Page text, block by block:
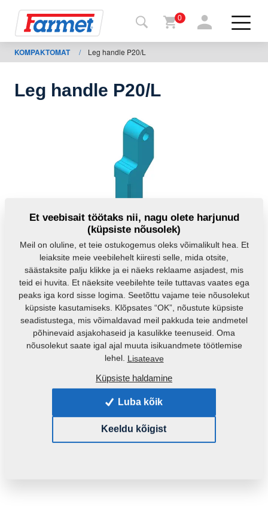
Farmeti
0
KOMPAKTOMAT / Leg handle P20/L
Leg handle P20/L
4013240
See varuosa sobib ka järgmistele masinatele:
0,5080 Kg
Et veebisait töötaks nii, nagu olete harjunud
(küpsiste nõusolek)
Meil on oluline, et teie ostukogemus oleks võimalikult hea. Et
leiaksite meie veebilehelt kiiresti selle, mida otsite,
säästaksite palju klikke ja ei näeks reklaame asjadest, mis
teid ei huvita. Et näeksite veebilehte teile tuttavas vaates ega
peaks iga kord sisse logima. Seetõttu vajame teie nõusolekut
küpsiste kasutamiseks. Klõpsates “OK”, nõustute küpsiste
seadistustega, mis võimaldavad meil pakkuda teie andmetel
põhinevaid asjakohaseid ja kasulikke teenuseid. Oma
nõusolekut saate igal ajal muuta isikuandmete töötlemise
lehel. Lisateave
Küpsiste haldamine
Luba kõik
Keeldu kõigist